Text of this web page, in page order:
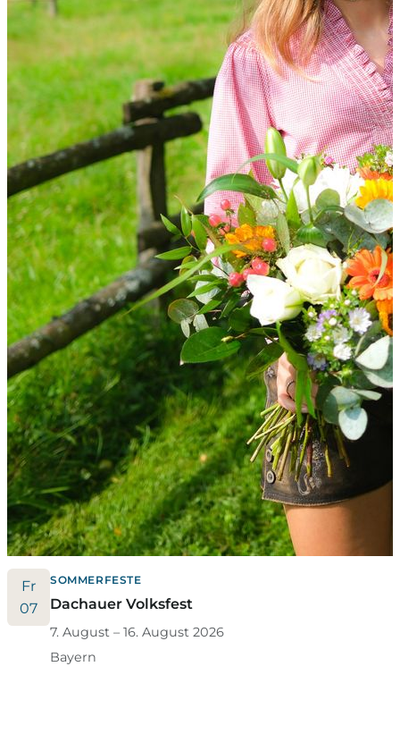
Fr
07
SOMMERFESTE
Dachauer Volksfest
7. August – 16. August 2026
Bayern